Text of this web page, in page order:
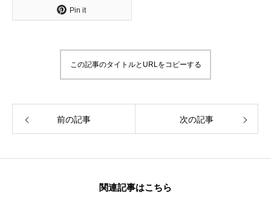
Pin it
この記事のタイトルとURLをコピーする
前の記事 次の記事
関連記事はこちら